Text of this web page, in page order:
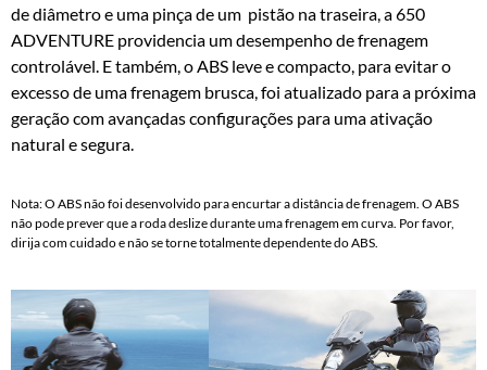
de diâmetro e uma pinça de um pistão na traseira, a 650
ADVENTURE providencia um desempenho de frenagem
controlável. E também, o ABS leve e compacto, para evitar o
excesso de uma frenagem brusca, foi atualizado para a próxima
geração com avançadas configurações para uma ativação
natural e segura.
Nota: O ABS não foi desenvolvido para encurtar a distância de frenagem. O ABS
não pode prever que a roda deslize durante uma frenagem em curva. Por favor,
dirija com cuidado e não se torne totalmente dependente do ABS.